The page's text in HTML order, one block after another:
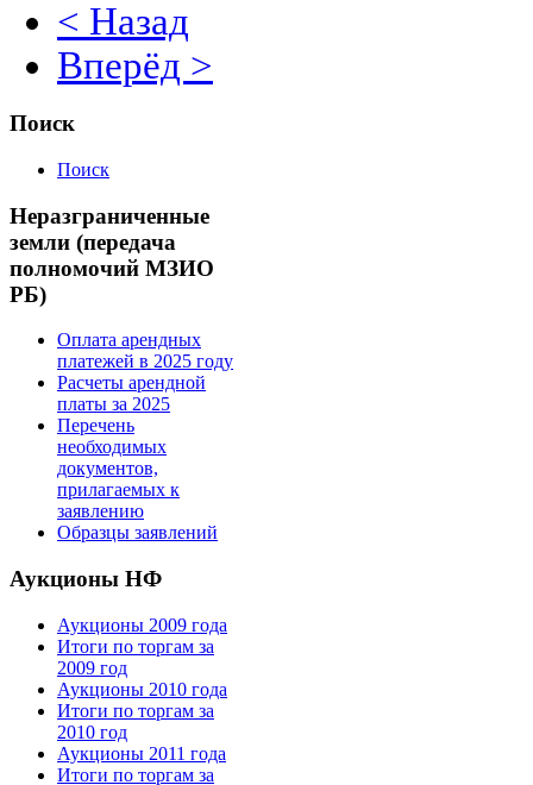
< Назад
Вперёд >
Поиск
Поиск
Неразграниченные
земли (передача
полномочий МЗИО
РБ)
Оплата арендных
платежей в 2025 году
Расчеты арендной
платы за 2025
Перечень
необходимых
документов,
прилагаемых к
заявлению
Образцы заявлений
Аукционы НФ
Аукционы 2009 года
Итоги по торгам за
2009 год
Аукционы 2010 года
Итоги по торгам за
2010 год
Аукционы 2011 года
Итоги по торгам за